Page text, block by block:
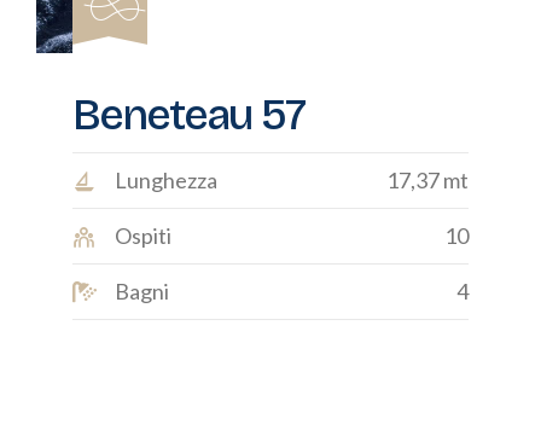
Beneteau 57
Lunghezza 17,37 mt
Ospiti 10
Bagni 4